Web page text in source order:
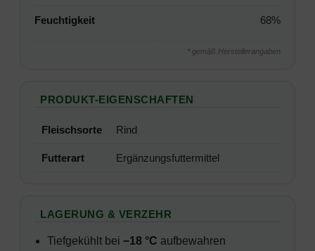
Feuchtigkeit 68%
* gemäß Herstellerangaben
PRODUKT-EIGENSCHAFTEN
Fleischsorte Rind
Futterart Ergänzungsfuttermittel
LAGERUNG & VERZEHR
Tiefgekühlt bei −18 °C aufbewahren